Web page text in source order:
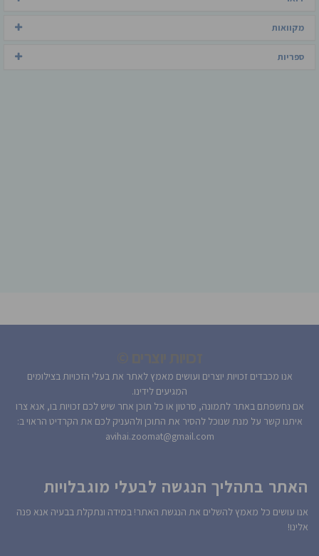
מקוואות
ספריות
אנו מכבדים זכויות יוצרים ועושים מאמץ לאתר את בעלי הזכויות בצילומים
המגיעים לידינו.
אם נחשפתם באתר לתמונה, סרטון או כל תוכן אחר שיש לכם זכויות בו, אנא צרו
איתנו קשר על מנת שנוכל להסיר את התוכן ולהעניק לכם את הקרדיט הראוי ב:
avihai.zoomat@gmail.com
האתר בתהליך הנגשה לבעלי מוגבלויות
אנו עושים כל מאמץ להשלים את הנגשת האתר! במידה ונתקלת בבעיה אנא פנה
אלינו!